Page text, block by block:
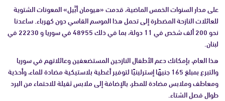
على مدار السنوات الخمس الماضية، قدمت «هيومان أبِّيل» المعونات الشتوية
للعائلات النازحة المضطرة إلى تحمل هذا الموسم القاسي دون كهرباء. ساعدنا
نحو 200 ألف شخص في 11 دولة، بما في ذلك 48955 في سوريا و 22230 في
لبنان.
هذا العام، بإمكانك دعم الأطفال النازحين المستضعفين وعائلاتهم في سوريا
والتبرع بمبلغ 165 جنيهًا إسترلينيًا لتوفير أغطية بلاستيكية مضادة للماء، وأحذية
ومعاطف وملابس مضادة للمطر، بالإضافة إلى ملابس ثقيلة للاحتماء من البرد
طوال فصل الشتاء.